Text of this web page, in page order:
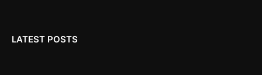
LATEST POSTS